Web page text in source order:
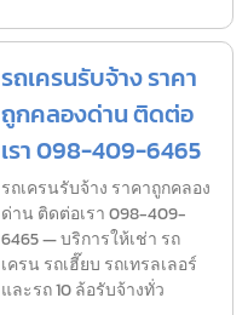
รถเครนรับจ้าง ราคา
ถูกคลองด่าน ติดต่อ
เรา 098-409-6465
รถเครนรับจ้าง ราคาถูกคลอง
ด่าน ติดต่อเรา 098-409-
6465 — บริการให้เช่า รถ
เครน รถเฮี๊ยบ รถเทรลเลอร์
และรถ 10 ล้อรับจ้างทั่ว